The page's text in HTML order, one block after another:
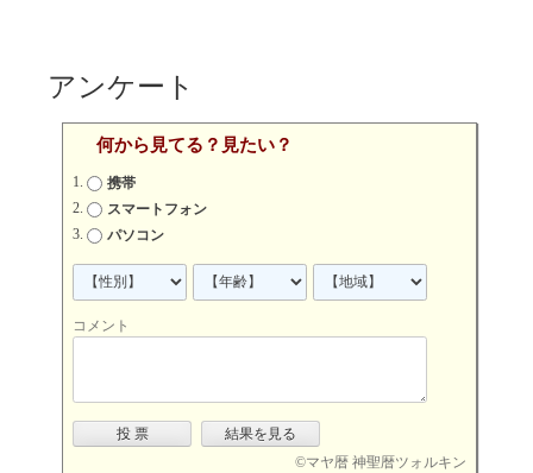
アンケート
何から見てる？見たい？
携帯
スマートフォン
パソコン
コメント
©マヤ暦 神聖暦ツォルキン